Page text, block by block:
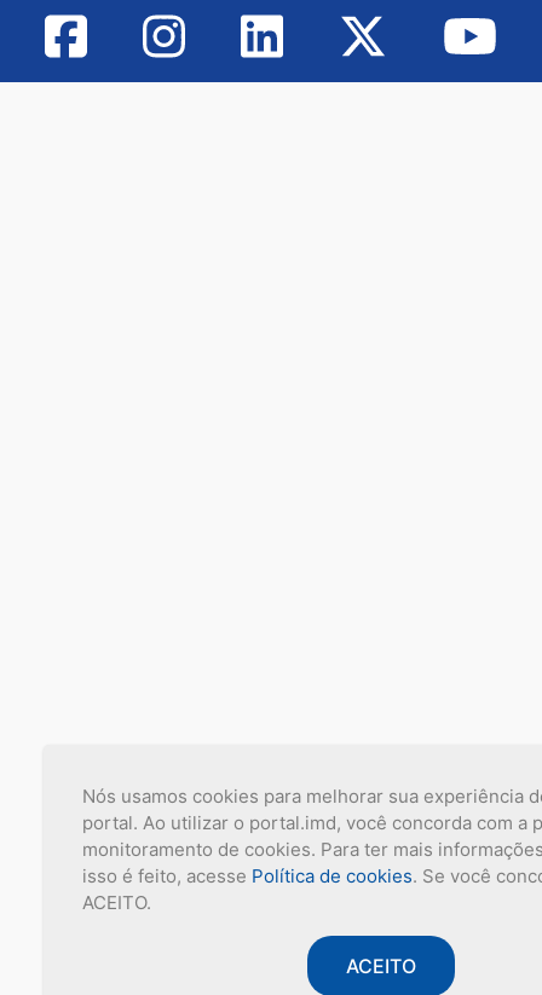
Nós usamos cookies para melhorar sua experiência
portal. Ao utilizar o portal.imd, você concorda com a
monitoramento de cookies. Para ter mais
isso é feito, acesse Política de cookies. Se você
ACEITO.
ACEITO